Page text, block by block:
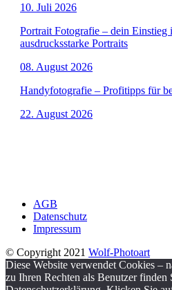
10. Juli 2026
Portrait Fotografie – dein Einstieg
ausdrucksstarke Portraits
08. August 2026
Handyfotografie – Profitipps für
22. August 2026
AGB
Datenschutz
Impressum
© Copyright 2021 Wolf-Photoart
Diese Website verwendet Cookies –
zu Ihren Rechten als Benutzer finden